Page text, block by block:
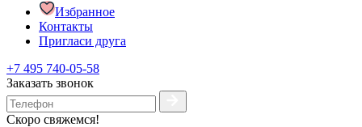
Избранное
Контакты
Пригласи друга
+7 495 740-05-58
Заказать звонок
Скоро свяжемся!